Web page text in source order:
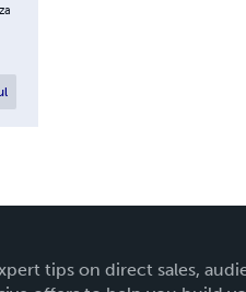
tips on direct sales,